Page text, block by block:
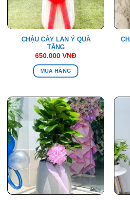
CHẬU CÂY LAN Ý QUÀ
TẶNG
650.000 VNĐ
MUA HÀNG